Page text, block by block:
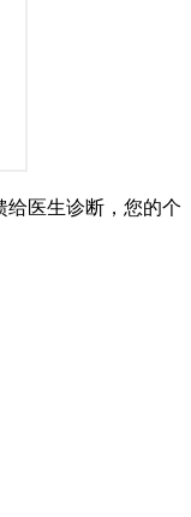
给医生诊断，您的个